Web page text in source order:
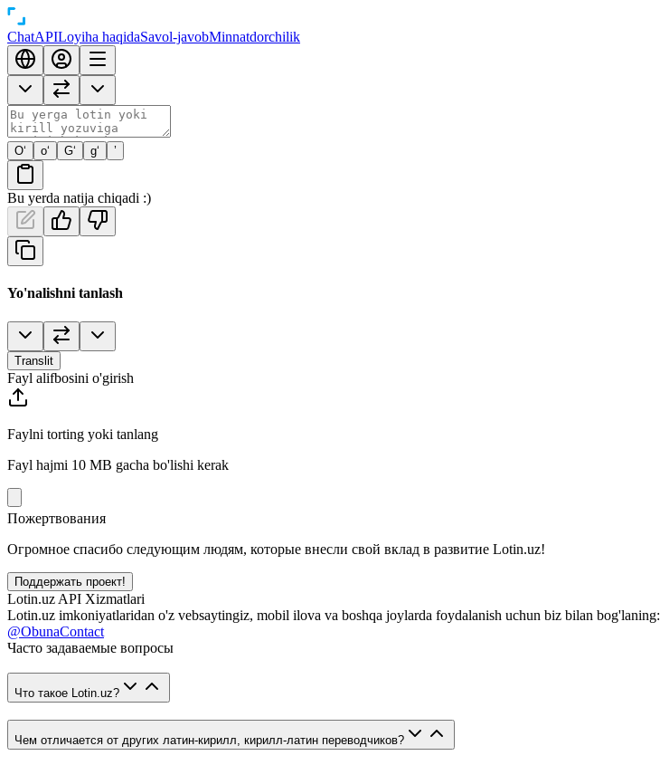
ChatAPILoyiha haqidaSavol-javobMinnatdorchilik
O‘ o‘ G‘ g‘ ’
Bu yerda natija chiqadi :)
Yo'nalishni tanlash
Translit
Fayl alifbosini o'girish
Faylni torting yoki tanlang
Fayl hajmi 10 MB gacha bo'lishi kerak
Пожертвования
Огромное спасибо следующим людям, которые внесли свой вклад в развитие Lotin.uz!
Поддержать проект!
Lotin.uz API Xizmatlari
Lotin.uz imkoniyatlaridan o'z vebsaytingiz, mobil ilova va boshqa joylarda foydalanish uchun biz bilan bog'laning:
@ObunaContact
Часто задаваемые вопросы
Что такое Lotin.uz?
Чем отличается от других латин-кирилл, кирилл-латин переводчиков?